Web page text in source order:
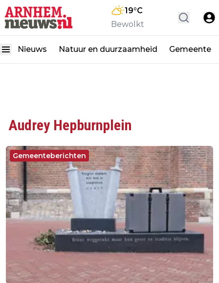
19°C
Bewolkt
Nieuws Natuur en duurzaamheid Gemeente
Audrey Hepburnplein
Gemeenteberichten